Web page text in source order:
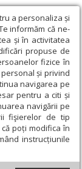
a personaliza și
informăm că ne-
și în activitatea
propuse de
fizice în
și privind
navigarea pe
pentru a citi și
navigării pe
fişierelor de tip
poți modifica în
instrucțiunile
te pocăi
în viața ta”
acolo